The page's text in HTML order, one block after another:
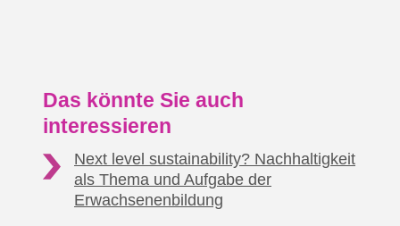
Das könnte Sie auch
interessieren
Next level sustainability? Nachhaltigkeit
als Thema und Aufgabe der
Erwachsenenbildung